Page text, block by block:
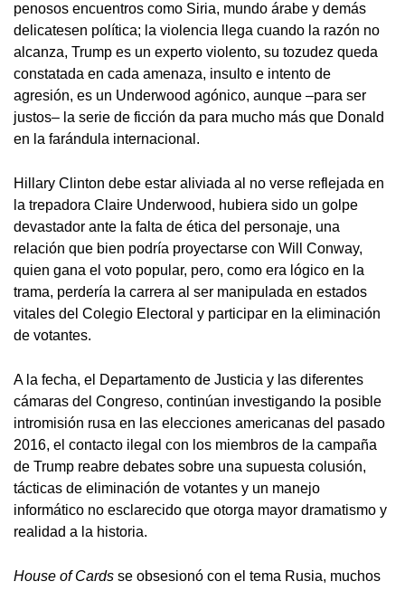
penosos encuentros como Siria, mundo árabe y demás
delicatesen política; la violencia llega cuando la razón no
alcanza, Trump es un experto violento, su tozudez queda
constatada en cada amenaza, insulto e intento de
agresión, es un Underwood agónico, aunque –para ser
justos– la serie de ficción da para mucho más que Donald
en la farándula internacional.
Hillary Clinton debe estar aliviada al no verse reflejada en
la trepadora Claire Underwood, hubiera sido un golpe
devastador ante la falta de ética del personaje, una
relación que bien podría proyectarse con Will Conway,
quien gana el voto popular, pero, como era lógico en la
trama, perdería la carrera al ser manipulada en estados
vitales del Colegio Electoral y participar en la eliminación
de votantes.
A la fecha, el Departamento de Justicia y las diferentes
cámaras del Congreso, continúan investigando la posible
intromisión rusa en las elecciones americanas del pasado
2016, el contacto ilegal con los miembros de la campaña
de Trump reabre debates sobre una supuesta colusión,
tácticas de eliminación de votantes y un manejo
informático no esclarecido que otorga mayor dramatismo y
realidad a la historia.
House of Cards se obsesionó con el tema Rusia, muchos